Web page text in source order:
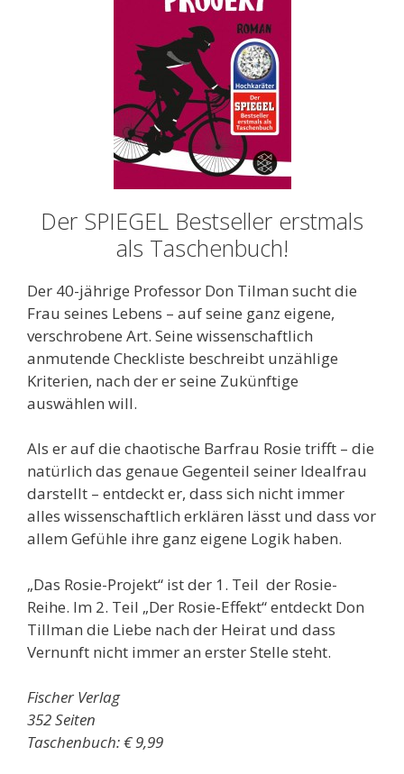
Der SPIEGEL Bestseller erstmals
als Taschenbuch!
Der 40-jährige Professor Don Tilman sucht die
Frau seines Lebens – auf seine ganz eigene,
verschrobene Art. Seine wissenschaftlich
anmutende Checkliste beschreibt unzählige
Kriterien, nach der er seine Zukünftige
auswählen will.
Als er auf die chaotische Barfrau Rosie trifft – die
natürlich das genaue Gegenteil seiner Idealfrau
darstellt – entdeckt er, dass sich nicht immer
alles wissenschaftlich erklären lässt und dass vor
allem Gefühle ihre ganz eigene Logik haben.
„Das Rosie-Projekt“ ist der 1. Teil der Rosie-
Reihe. Im 2. Teil „Der Rosie-Effekt“ entdeckt Don
Tillman die Liebe nach der Heirat und dass
Vernunft nicht immer an erster Stelle steht.
Fischer Verlag
352 Seiten
Taschenbuch: € 9,99